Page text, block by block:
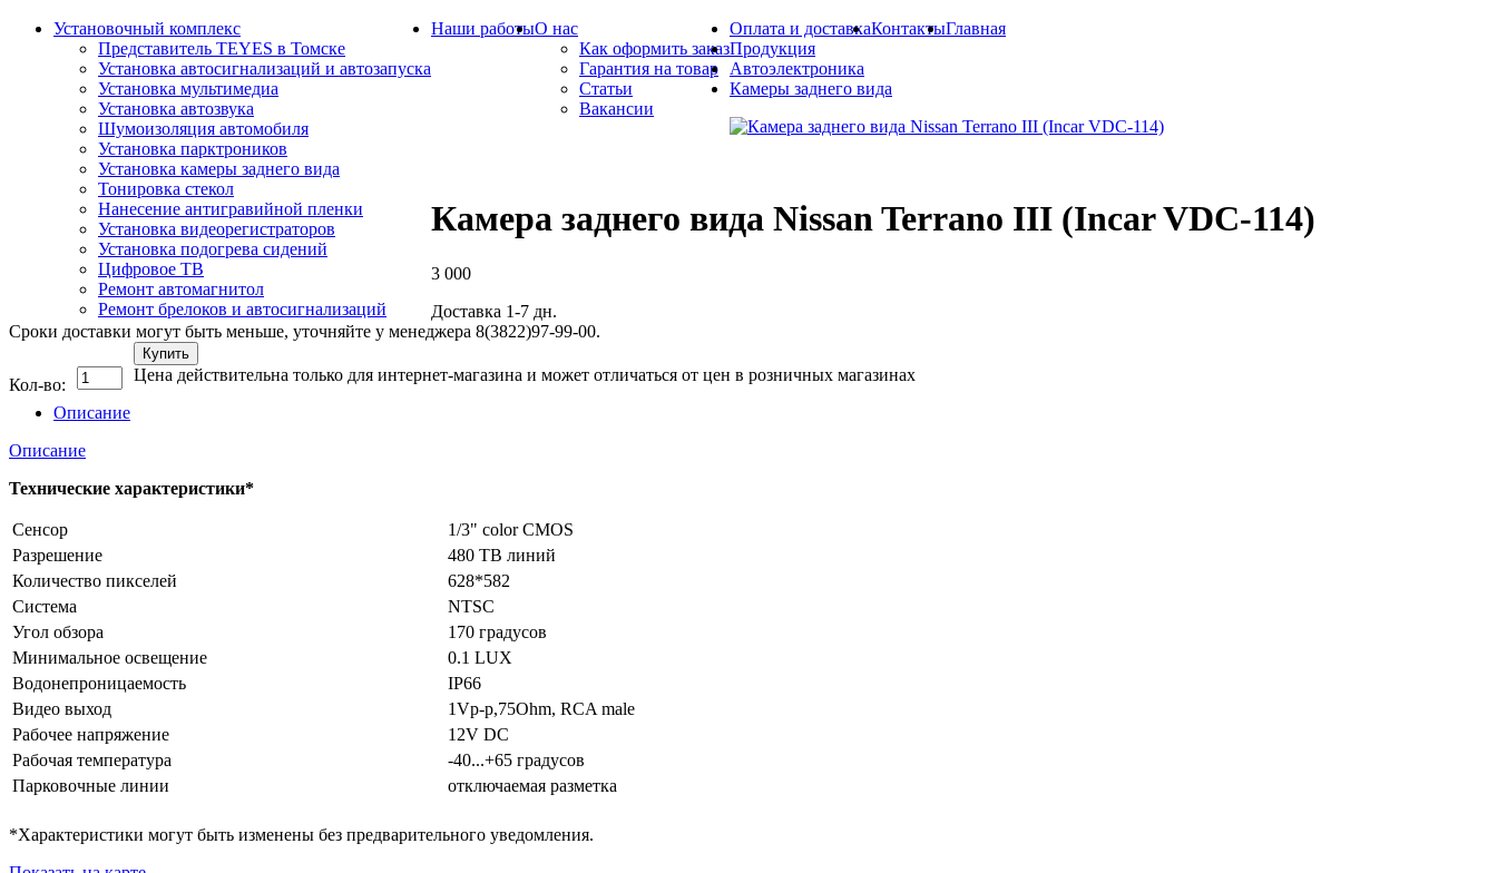
Установочный комплекс
Представитель TEYES в Томске
Установка автосигнализаций и автозапуска
Установка мультимедиа
Установка автозвука
Шумоизоляция автомобиля
Установка парктроников
Установка камеры заднего вида
Тонировка стекол
Нанесение антигравийной пленки
Установка видеорегистраторов
Установка подогрева сидений
Цифровое ТВ
Ремонт автомагнитол
Ремонт брелоков и автосигнализаций
Наши работыО нас
Как оформить заказ
Гарантия на товар
Статьи
Вакансии
Оплата и доставкаКонтактыГлавная
Продукция
Автоэлектроника
Камеры заднего вида
Камера заднего вида Nissan Terrano III (Incar VDC-114)
3 000
Доставка 1-7 дн.
Сроки доставки могут быть меньше, уточняйте у менеджера 8(3822)97-99-00.
Кол-во:
Купить
Цена действительна только для интернет-магазина и может отличаться от цен в розничных магазинах
Описание
Описание
Технические характеристики*
Сенсор
1/3" color CMOS
Разрешение
480 ТВ линий
Количество пикселей
628*582
Система
NTSC
Угол обзора
170 градусов
Минимальное освещение
0.1 LUX
Водонепроницаемость
IP66
Видео выход
1Vp-p,75Ohm, RCA male
Рабочее напряжение
12V DC
Рабочая температура
-40...+65 градусов
Парковочные линии
отключаемая разметка
*Характеристики могут быть изменены без предварительного уведомления.